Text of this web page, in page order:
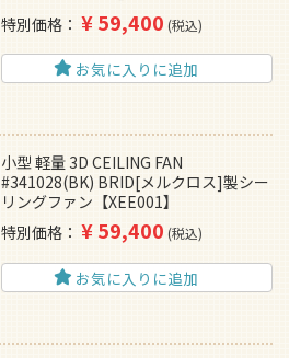
特別価格
¥59,400 税込
お気に入りに追加
小型 軽量 3D CEILING FAN
#341028(BK) BRID[メルクロス]製シー
リングファン【XEE001】
特別価格
¥59,400 税込
お気に入りに追加